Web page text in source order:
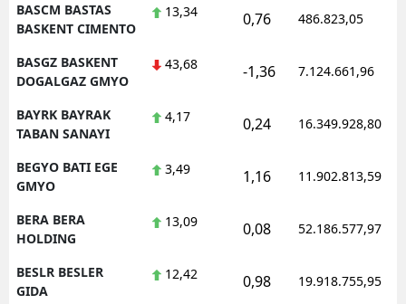
BASCM BASTAS
BASKENT CIMENTO
13,34 0,76 486.823,05
BASGZ BASKENT
DOGALGAZ GMYO
43,68 -1,36 7.124.661,96
BAYRK BAYRAK
TABAN SANAYI
4,17 0,24 16.349.928,80
BEGYO BATI EGE
GMYO
3,49 1,16 11.902.813,59
BERA BERA
HOLDING
13,09 0,08 52.186.577,97
BESLR BESLER
GIDA
12,42 0,98 19.918.755,95